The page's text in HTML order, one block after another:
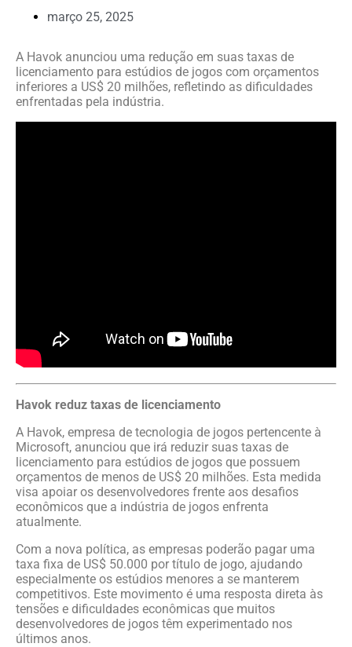
março 25, 2025
A Havok anunciou uma redução em suas taxas de
licenciamento para estúdios de jogos com orçamentos
inferiores a US$ 20 milhões, refletindo as dificuldades
enfrentadas pela indústria.
Havok reduz taxas de licenciamento
A Havok, empresa de tecnologia de jogos pertencente à
Microsoft, anunciou que irá reduzir suas taxas de
licenciamento para estúdios de jogos que possuem
orçamentos de menos de US$ 20 milhões. Esta medida
visa apoiar os desenvolvedores frente aos desafios
econômicos que a indústria de jogos enfrenta
atualmente.
Com a nova política, as empresas poderão pagar uma
taxa fixa de US$ 50.000 por título de jogo, ajudando
especialmente os estúdios menores a se manterem
competitivos. Este movimento é uma resposta direta às
tensões e dificuldades econômicas que muitos
desenvolvedores de jogos têm experimentado nos
últimos anos.